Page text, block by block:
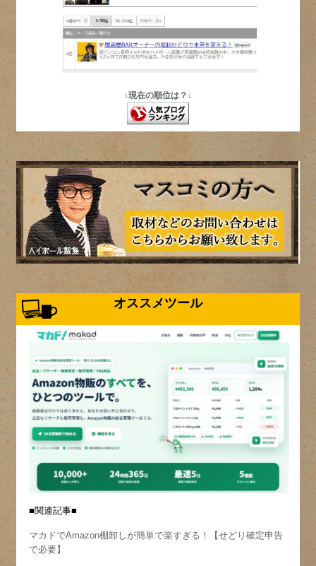
↓現在の順位は？↓
オススメツール
■関連記事■
マカドでAmazon棚卸しが簡単で楽すぎる！【せどり確定申告
で必要】